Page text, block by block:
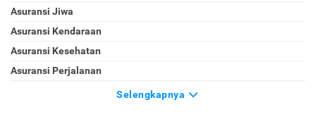
Asuransi Jiwa
Asuransi Kendaraan
Asuransi Kesehatan
Asuransi Perjalanan
Selengkapnya